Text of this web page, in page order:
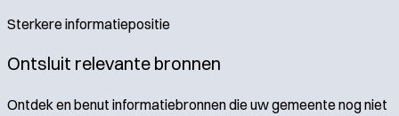
Sterkere informatiepositie
Ontsluit relevante bronnen
Ontdek en benut informatiebronnen die uw gemeente nog niet